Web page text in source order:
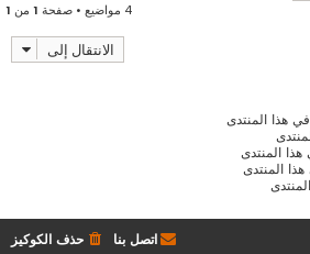
4 مواضيع • صفحة 1 من 1
الانتقال إلى
هذا المنتدى
المنتدى
المنتدى
حذف الكوكيز اتصل بنا